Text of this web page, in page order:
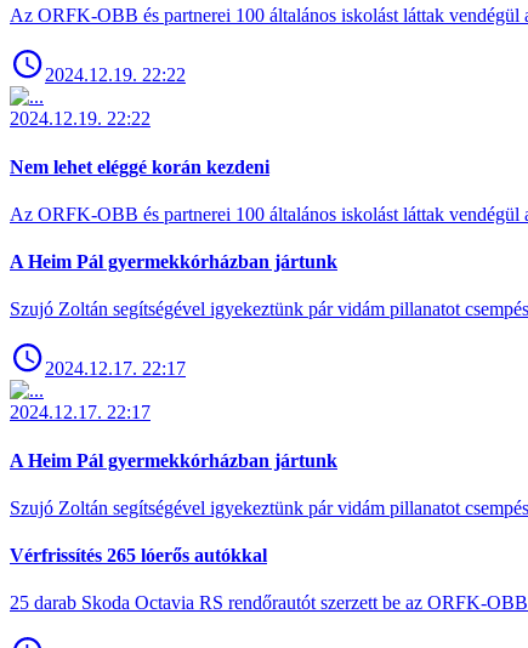
Az ORFK-OBB és partnerei 100 általános iskolást láttak vendégül
2024.12.19. 22:22
2024.12.19. 22:22
Nem lehet eléggé korán kezdeni
Az ORFK-OBB és partnerei 100 általános iskolást láttak vendégül
A Heim Pál gyermekkórházban jártunk
Szujó Zoltán segítségével igyekeztünk pár vidám pillanatot
2024.12.17. 22:17
2024.12.17. 22:17
A Heim Pál gyermekkórházban jártunk
Szujó Zoltán segítségével igyekeztünk pár vidám pillanatot
Vérfrissítés 265 lóerős autókkal
25 darab Skoda Octavia RS rendőrautót szerzett be az ORFK-